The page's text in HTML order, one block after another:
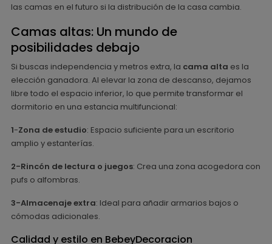
las camas en el futuro si la distribución de la casa cambia.
Camas altas: Un mundo de
posibilidades debajo
Si buscas independencia y metros extra, la cama alta es la
elección ganadora. Al elevar la zona de descanso, dejamos
libre todo el espacio inferior, lo que permite transformar el
dormitorio en una estancia multifuncional:
1-Zona de estudio: Espacio suficiente para un escritorio
amplio y estanterías.
2-Rincón de lectura o juegos: Crea una zona acogedora con
pufs o alfombras.
3-Almacenaje extra: Ideal para añadir armarios bajos o
cómodas adicionales.
Calidad y estilo en BebeyDecoracion